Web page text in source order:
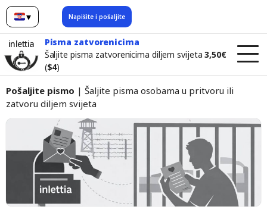
▾
hrvatski Napišite i pošaljite
inlettia
Pisma zatvorenicima
Šaljite pisma zatvorenicima diljem svijeta 3,50€
($4)
Pošaljite pismo | Šaljite pisma osobama u pritvoru ili
zatvoru diljem svijeta